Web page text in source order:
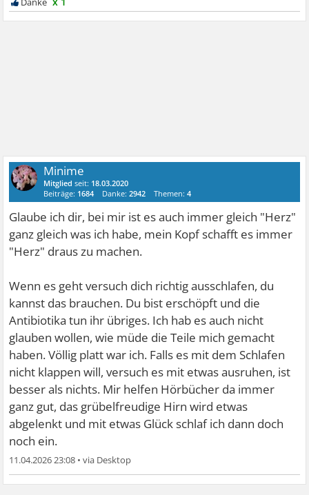
Minime
Mitglied seit: 18.03.2020
Beiträge: 1684 Danke:2942 Themen:4
Glaube ich dir, bei mir ist es auch immer gleich "Herz"
ganz gleich was ich habe, mein Kopf schafft es immer
"Herz" draus zu machen.
Wenn es geht versuch dich richtig ausschlafen, du
kannst das brauchen. Du bist erschöpft und die
Antibiotika tun ihr übriges. Ich hab es auch nicht
glauben wollen, wie müde die Teile mich gemacht
haben. Völlig platt war ich. Falls es mit dem Schlafen
nicht klappen will, versuch es mit etwas ausruhen, ist
besser als nichts. Mir helfen Hörbücher da immer
ganz gut, das grübelfreudige Hirn wird etwas
abgelenkt und mit etwas Glück schlaf ich dann doch
noch ein.
11.04.2026 23:08 •